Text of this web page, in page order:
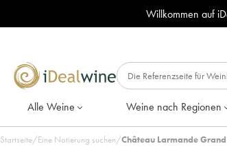
Willkommen auf
Alle Weine Weine nach Regionen
Startseite/Eine Notierung suchen/Château Larmande